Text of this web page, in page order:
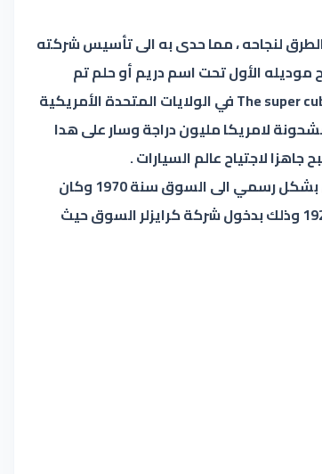
السوق التي تنتظره وأولى الطرق لنجاحه ، مما حدى به الى تأسيس شركته
طرح موديله الأول تحت اسم دريم أو حلم تم
توالت الموديلات وعرف هوندا بعدها نجاحا باهرا على مستوى العالم خاصة من خلال الدراجات النارية ، ففي سنة 1958 قدم هوندا موديل The super cub في الولايات المتحدة الأمريكية
الدراجة الهوائية في امريكا ، وفي سنة 1968 وصلت عدد الدراجات المشحونة لامريكا مليون دراجة وسار على هدا
المصانع المصنعة لها لكنه لم يأبه لذلك ، ودخل بشكل رسمي الى السوق سنة 1970 وكان
هناك عدة أسباب تدفعه الى التراجع فبعد وزارة الصناعة ورأيها الرافض للمشروع يوجد سبب اخر هو عدم نجاح اي شركة سيارات مند عام 1925 وذلك بدخول شركة كرايزلر السوق حيث